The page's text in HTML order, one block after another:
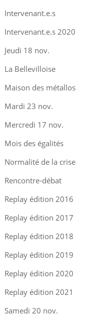
Intervenant.e.s
Intervenant.e.s 2020
Jeudi 18 nov.
La Bellevilloise
Maison des métallos
Mardi 23 nov.
Mercredi 17 nov.
Mois des égalités
Normalité de la crise
Rencontre-débat
Replay édition 2016
Replay édition 2017
Replay édition 2018
Replay édition 2019
Replay édition 2020
Replay édition 2021
Samedi 20 nov.